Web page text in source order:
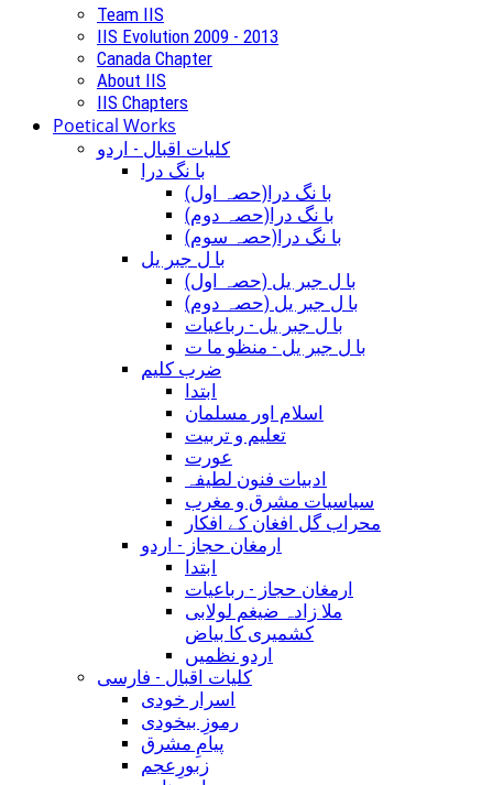
Team IIS
IIS Evolution 2009 - 2013
Canada Chapter
About IIS
IIS Chapters
Poetical Works
کلیات اقبال - اردو
با نگ درا
(با نگ درا(حصہ اول
(با نگ درا(حصہ دوم
(با نگ درا(حصہ سوم
با ل جبر یل
(با ل جبر یل (حصہ اول
(با ل جبر یل (حصہ دوم
با ل جبر یل - رباعيات
با ل جبر یل - منظو ما ت
ضرب کلیم
ابتدا
اسلام اور مسلمان
تعلیم و تربیت
عورت
ادبیات فنون لطیفہ
سیاسیات مشرق و مغرب
محراب گل افغان کے افکار
ارمغان حجاز - اردو
ابتدا
ارمغان حجاز - رباعیات
ملا زادہ ضیغم لولابی
کشمیری کا بیاض
اردو نظمیں
کلیات اقبال - فارسی
اسرار خودی
رموزِ بیخودی
پیامِ مشرق
زبورِعجم